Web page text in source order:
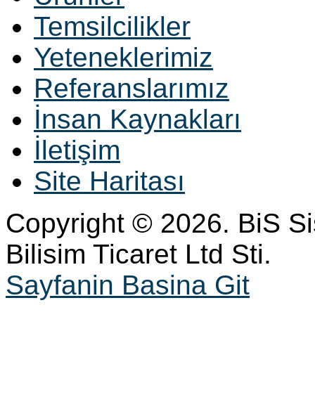
Temsilcilikler
Yeteneklerimiz
Referanslarımız
İnsan Kaynakları
İletişim
Site Haritası
Copyright © 2026. BiS
Bilisim Ticaret Ltd Sti.
Sayfanin Basina Git